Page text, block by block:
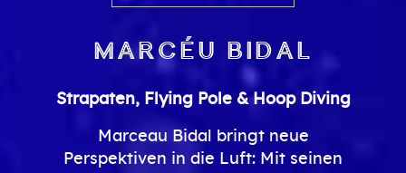
Marcéu Bidal
Strapaten, Flying Pole & Hoop Diving
Marceau Bidal bringt neue
Perspektiven in die Luft: Mit seinen